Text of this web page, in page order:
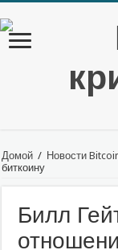
Домой / Новости
биткоину
Билл